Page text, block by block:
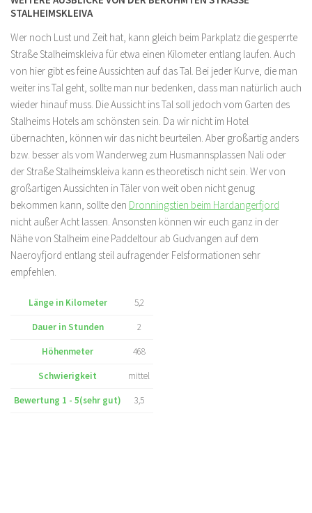
TALHEIMSKLEIVA
Wer noch Lust und Zeit hat, kann gleich beim Parkplatz die gesperrte
Straße Stalheimskleiva für etwa einen Kilometer entlang laufen. Auch
von hier gibt es feine Aussichten auf das Tal. Bei jeder Kurve, die man
weiter ins Tal geht, sollte man nur bedenken, dass man natürlich auch
wieder hinauf muss. Die Aussicht ins Tal soll jedoch vom Garten des
Stalheims Hotels am schönsten sein. Da wir nicht im Hotel
übernachten, können wir das nicht beurteilen. Aber großartig anders
bzw. besser als vom Wanderweg zum Husmannsplassen Nali oder
der Straße Stalheimskleiva kann es theoretisch nicht sein. Wer von
großartigen Aussichten in Täler von weit oben nicht genug
bekommen kann, sollte den Dronningstien beim Hardangerfjord
nicht außer Acht lassen. Ansonsten können wir euch ganz in der
Nähe von Stalheim eine Paddeltour ab Gudvangen auf dem
Naeroyfjord entlang steil aufragender Felsformationen sehr
empfehlen.
Länge in Kilometer
Dauer in Stunden
Höhenmeter
Schwierigkeit
Bewertung 1 - 5(sehr gut)
5,2
2
468
mittel
3,5